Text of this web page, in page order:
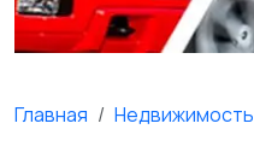
Главная Недвижимость